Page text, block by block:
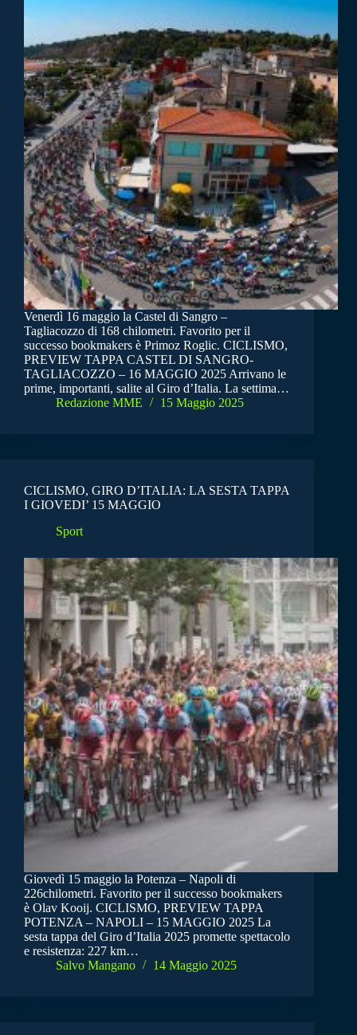
Venerdì 16 maggio la Castel di Sangro –
Tagliacozzo di 168 chilometri. Favorito per il
successo bookmakers è Primoz Roglic. CICLISMO,
PREVIEW TAPPA CASTEL DI SANGRO-
TAGLIACOZZO – 16 MAGGIO 2025 Arrivano le
prime, importanti, salite al Giro d’Italia. La settima…
Redazione MME
15 Maggio 2025
CICLISMO, GIRO D’ITALIA: LA SESTA TAPPA
I GIOVEDI’ 15 MAGGIO
Sport
Giovedì 15 maggio la Potenza – Napoli di
226chilometri. Favorito per il successo bookmakers
è Olav Kooij. CICLISMO, PREVIEW TAPPA
POTENZA – NAPOLI – 15 MAGGIO 2025 La
sesta tappa del Giro d’Italia 2025 promette spettacolo
e resistenza: 227 km…
Salvo Mangano
14 Maggio 2025